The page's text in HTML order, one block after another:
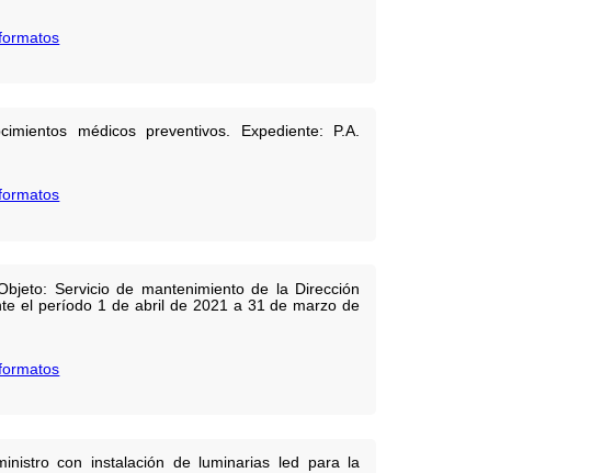
médicos preventivos. Expediente: P.A.
Servicio de mantenimiento de la Dirección
el período 1 de abril de 2021 a 31 de marzo de
con instalación de luminarias led para la